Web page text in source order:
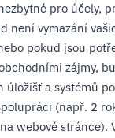
pro účely,
není vymazání
pokud jsou
zájmy,
úložišť a systémů
(např. 2
webové stránce).